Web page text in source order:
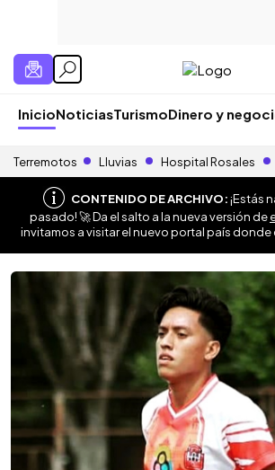
InicioNoticiasTurismoDinero y
Terremotos Lluvias Hospital Rosales
CONTENIDO DE ARCHIVO:¡Estás
pasado! 🚀 Da el salto a la nueva versión de
invitamos a visitar el nuevo portal país